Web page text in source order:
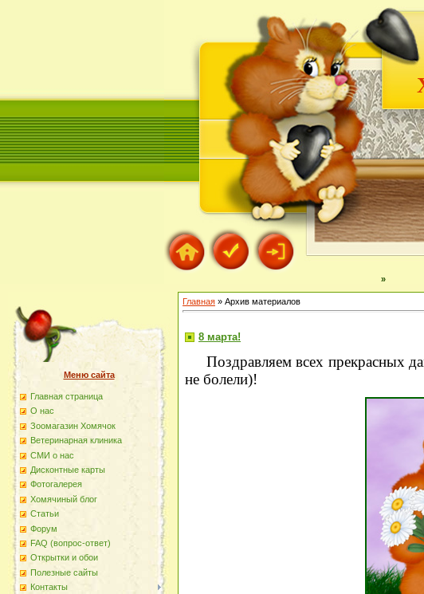
»
Меню сайта
Главная страница
О наc
Зоомагазин Хомячок
Ветеринарная клиника
СМИ о нас
Дисконтные карты
Фотогалерея
Хомячиный блог
Статьи
Форум
FAQ (вопрос-ответ)
Открытки и обои
Полезные сайты
Контакты
Главная » Архив материалов
8 марта!
Поздравляем всех прекрасных
не болели)!